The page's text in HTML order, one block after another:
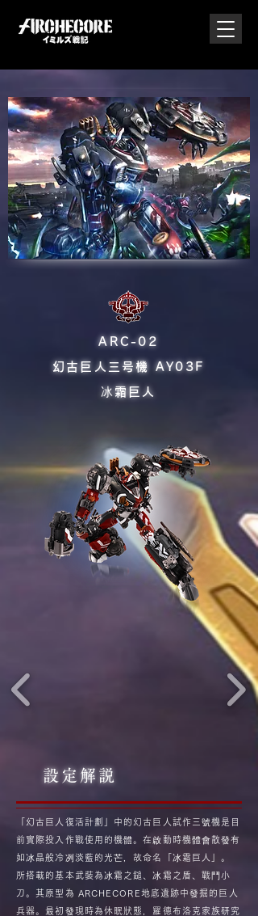
ARC-02
幻古巨人三号機 AY03F
冰霜巨人
設定解説
「幻古巨人復活計劃」中的幻古巨人試作三號機是目
前實際投入作戰使用的機體。在啟動時機體會散發有
如冰晶般冷冽淡藍的光芒，故命名「冰霜巨人」。
所搭載的基本武裝為冰霜之鎚、冰霜之盾、戰鬥小
刀。其原型為 ARCHECORE地底遺跡中發掘的巨人
兵器。最初發現時為休眠狀態，羅德布洛克家族研究